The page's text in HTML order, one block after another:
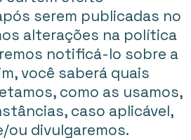
serem publicadas no
alterações na política
notificá-lo sobre a
você saberá quais
como as usamos,
caso aplicável,
ou divulgaremos.